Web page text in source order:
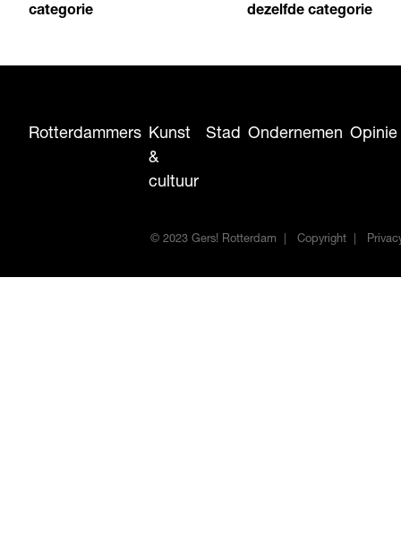
categorie
dezelfde categorie
Rotterdammers Kunst
&
cultuur
Stad Ondernemen Opinie
© 2023 Gers! Rotterdam Copyright